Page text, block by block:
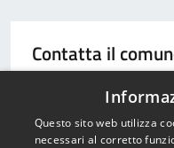
Contatta il
Leggi le
Chiama il
Questo sito web utilizza
necessari al corretto